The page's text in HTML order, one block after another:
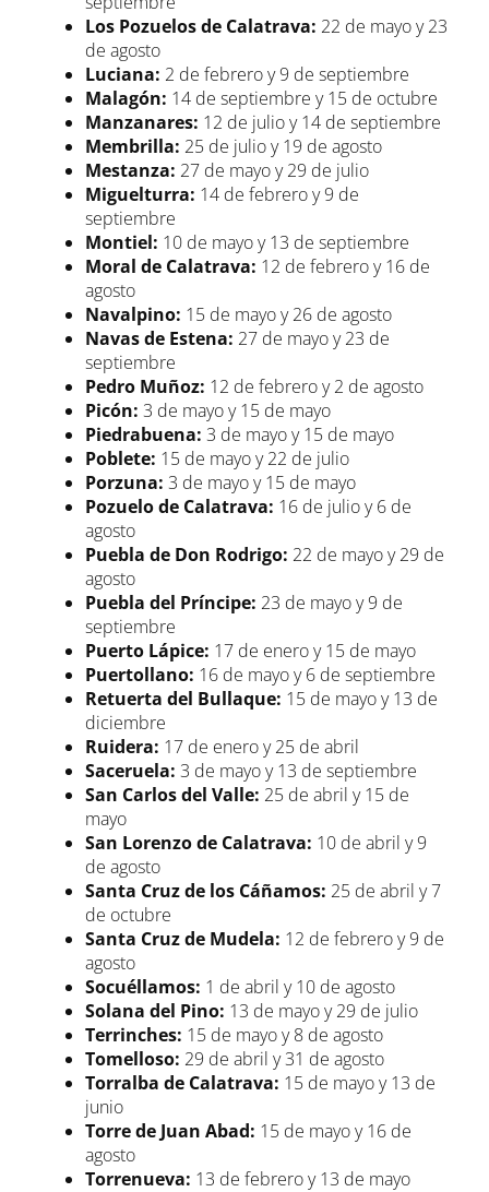
Los Pozuelos de Calatrava: 22 de mayo y 23
de agosto
Luciana: 2 de febrero y 9 de septiembre
Malagón: 14 de septiembre y 15 de octubre
Manzanares: 12 de julio y 14 de septiembre
Membrilla: 25 de julio y 19 de agosto
Mestanza: 27 de mayo y 29 de julio
Miguelturra: 14 de febrero y 9 de
septiembre
Montiel: 10 de mayo y 13 de septiembre
Moral de Calatrava: 12 de febrero y 16 de
agosto
Navalpino: 15 de mayo y 26 de agosto
Navas de Estena: 27 de mayo y 23 de
septiembre
Pedro Muñoz: 12 de febrero y 2 de agosto
Picón: 3 de mayo y 15 de mayo
Piedrabuena: 3 de mayo y 15 de mayo
Poblete: 15 de mayo y 22 de julio
Porzuna: 3 de mayo y 15 de mayo
Pozuelo de Calatrava: 16 de julio y 6 de
agosto
Puebla de Don Rodrigo: 22 de mayo y 29 de
agosto
Puebla del Príncipe: 23 de mayo y 9 de
septiembre
Puerto Lápice: 17 de enero y 15 de mayo
Puertollano: 16 de mayo y 6 de septiembre
Retuerta del Bullaque: 15 de mayo y 13 de
diciembre
Ruidera: 17 de enero y 25 de abril
Saceruela: 3 de mayo y 13 de septiembre
San Carlos del Valle: 25 de abril y 15 de
mayo
San Lorenzo de Calatrava: 10 de abril y 9
de agosto
Santa Cruz de los Cáñamos: 25 de abril y 7
de octubre
Santa Cruz de Mudela: 12 de febrero y 9 de
agosto
Socuéllamos: 1 de abril y 10 de agosto
Solana del Pino: 13 de mayo y 29 de julio
Terrinches: 15 de mayo y 8 de agosto
Tomelloso: 29 de abril y 31 de agosto
Torralba de Calatrava: 15 de mayo y 13 de
junio
Torre de Juan Abad: 15 de mayo y 16 de
agosto
Torrenueva: 13 de febrero y 13 de mayo